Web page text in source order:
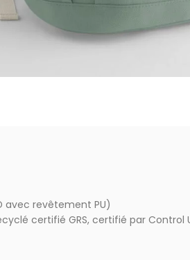
avec revêtement PU)
certifié GRS, certifié par Control